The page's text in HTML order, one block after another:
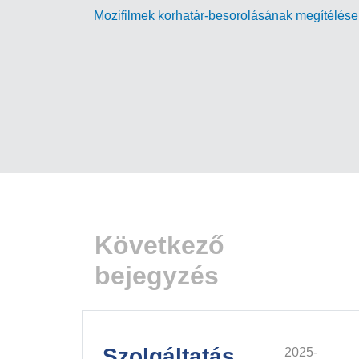
Mozifilmek korhatár-besorolásának
Következő
bejegyzés
2025-